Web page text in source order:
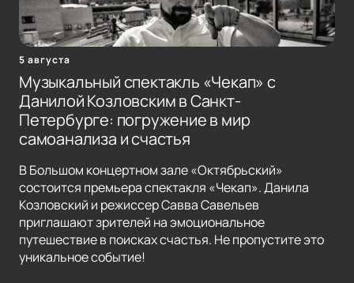
5 августа
Музыкальный спектакль «Чекап» с
Данилой Козловским в Санкт-
Петербурге: погружение в мир
самоанализа и счастья
В Большом концертном зале «Октябрьский»
состоится премьера спектакля «Чекап». Данила
Козловский и режиссер Савва Савельев
приглашают зрителей на эмоциональное
путешествие в поисках счастья. Не пропустите это
уникальное событие!